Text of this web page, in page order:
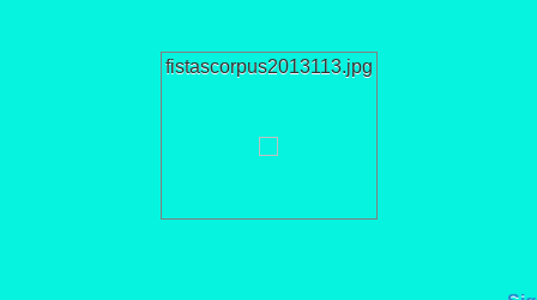
fistascorpus2013113.jpg